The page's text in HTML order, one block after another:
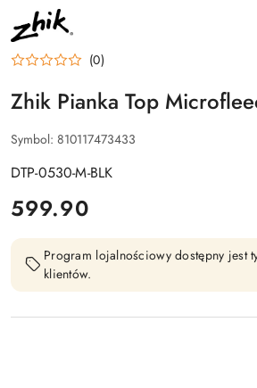
NAZWA
PRODUCENTA:
ZHIK
(0)
Zhik Pianka Top
Symbol: 810117473433
DTP-0530-M-BLK
cena:
599.90
Program lojalnościowy dostępny jest
klientów.